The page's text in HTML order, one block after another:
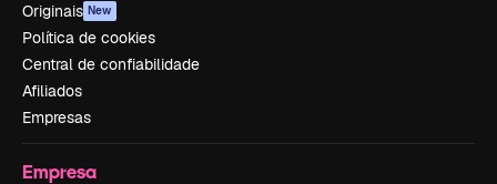
Originais New
Política de cookies
Central de confiabilidade
Afiliados
Empresas
Empresa